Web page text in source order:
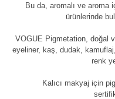
Bu da, aromalı ve aroma
ürünlerinde
VOGUE Pigmetation, doğal
eyeliner, kaş, dudak,
renk
Kalıcı makyaj için